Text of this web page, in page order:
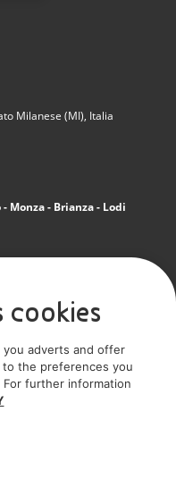
Milanese (MI), Italia
Monza - Brianza - Lodi
dell'Eni S.p.A.
cookies
adverts and offer
the preferences you
further information